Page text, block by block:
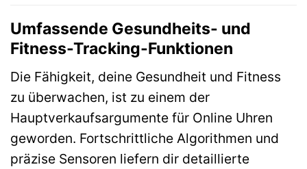
Umfassende Gesundheits- und
Fitness-Tracking-Funktionen
Die Fähigkeit, deine Gesundheit und Fitness
zu überwachen, ist zu einem der
Hauptverkaufsargumente für Online Uhren
geworden. Fortschrittliche Algorithmen und
präzise Sensoren liefern dir detaillierte